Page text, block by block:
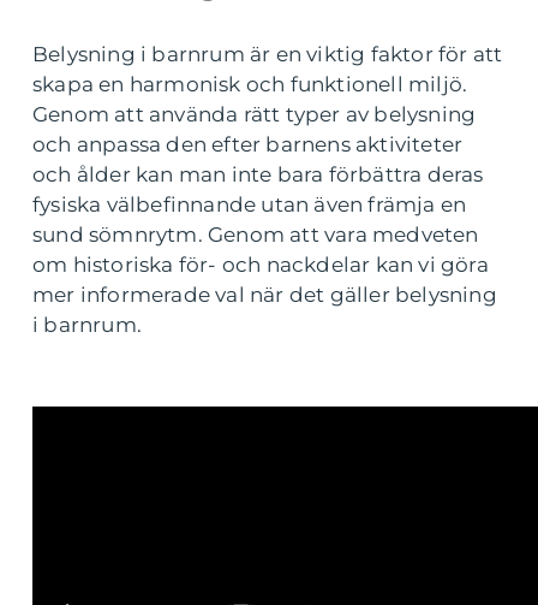
Belysning i barnrum är en viktig faktor för att
skapa en harmonisk och funktionell miljö.
Genom att använda rätt typer av belysning
och anpassa den efter barnens aktiviteter
och ålder kan man inte bara förbättra deras
fysiska välbefinnande utan även främja en
sund sömnrytm. Genom att vara medveten
om historiska för- och nackdelar kan vi göra
mer informerade val när det gäller belysning
i barnrum.